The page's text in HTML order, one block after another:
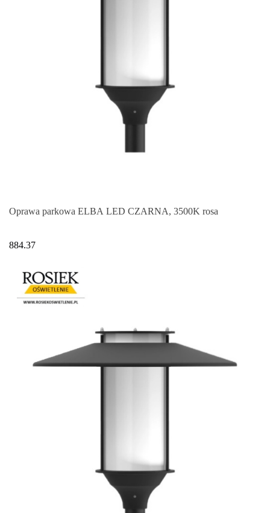
Oprawa parkowa ELBA LED CZARNA, 3500K rosa
884.37